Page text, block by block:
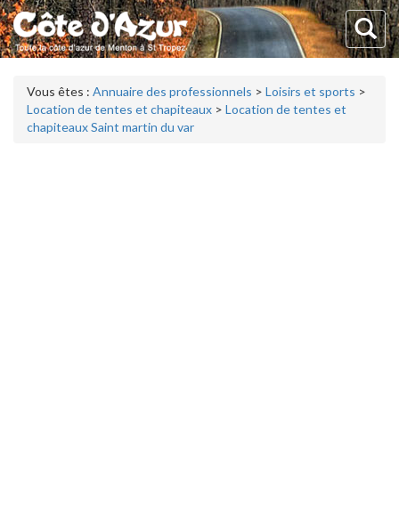
Vous êtes : Annuaire des professionnels > Loisirs et sports >
Location de tentes et chapiteaux > Location de tentes et
chapiteaux Saint martin du var